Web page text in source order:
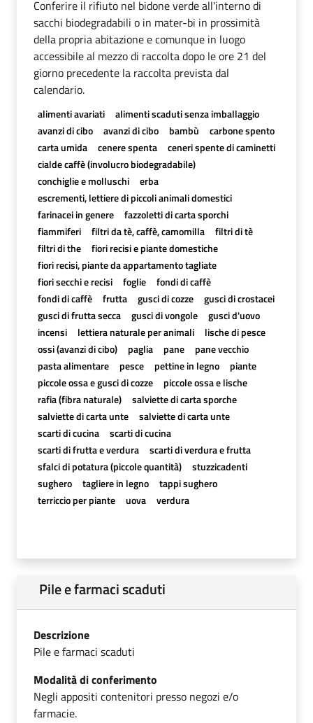
Conferire il rifiuto nel bidone verde all'interno di
sacchi biodegradabili o in mater-bi in prossimità
della propria abitazione e comunque in luogo
accessibile al mezzo di raccolta dopo le ore 21 del
giorno precedente la raccolta prevista dal
calendario.
alimenti avariati
alimenti scaduti senza imballaggio
avanzi di cibo
avanzi di cibo bambù
carbone spento
carta umida
cenere spenta
ceneri spente di caminetti
cialde caffè (involucro biodegradabile)
conchiglie e molluschi
erba
escrementi, lettiere di piccoli animali domestici
farinacei in genere
fazzoletti di carta sporchi
fiammiferi
filtri da tè, caffè, camomilla
filtri di tè
filtri di the
fiori recisi e piante domestiche
fiori recisi, piante da appartamento tagliate
fiori secchi e recisi
foglie
fondi di caffè
fondi di caffè
frutta gusci di cozze
gusci di crostacei
gusci di frutta secca
gusci di vongole
gusci d'uovo
incensi
lettiera naturale per animali
lische di pesce
ossi (avanzi di cibo)
paglia pane
pane vecchio
pasta alimentare
pesce pettine in legno
piante
piccole ossa e gusci di cozze
piccole ossa e lische
rafia (fibra naturale)
salviette di carta sporche
salviette di carta unte
salviette di carta unte
scarti di cucina
scarti di cucina
scarti di frutta e verdura
scarti di verdura e frutta
sfalci di potatura (piccole quantità)
stuzzicadenti
sughero
tagliere in legno
tappi sughero
terriccio per piante
uova verdura
Pile e farmaci scaduti
Descrizione
Pile e farmaci scaduti
Modalità di conferimento
Negli appositi contenitori presso negozi e/o
farmacie.